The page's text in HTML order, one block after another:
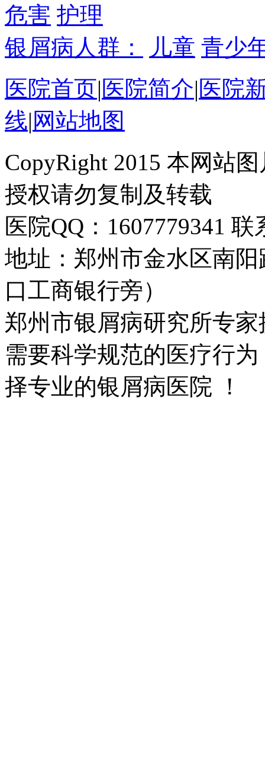
危害 护理
银屑病人群：
儿童 青少
医院首页|医院简介|医院
线| 网站地图
CopyRight 2015 本网站
授权请勿复制及转载
医院QQ：1607779341
地址：郑州市金水区南
口工商银行旁）
郑州市银屑病研究所专
需要科学规范的医疗行
择专业的银屑病医院 ！